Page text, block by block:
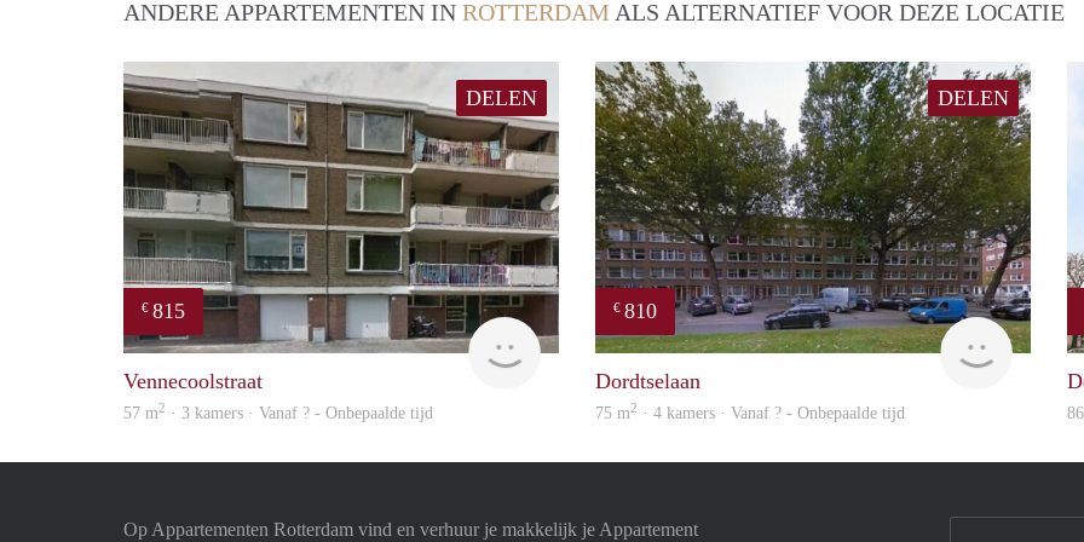
ANDERE APPARTEMENTEN IN ROTTERDAM ALS ALTERNATIEF VOOR DEZE LOCATIE
DELEN
€ 815
finder
Vennecoolstraat
57 m2 · 3 kamers · Vanaf ? - Onbepaalde tijd
DELEN
€ 810
finder
Dordtselaan
75 m2 · 4 kamers · Vanaf ? - Onbepaalde tijd
Op Appartementen Rotterdam vind en verhuur je makkelijk je Appartement